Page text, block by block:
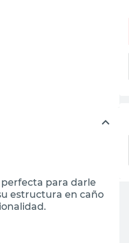
para darle
estructura en caño